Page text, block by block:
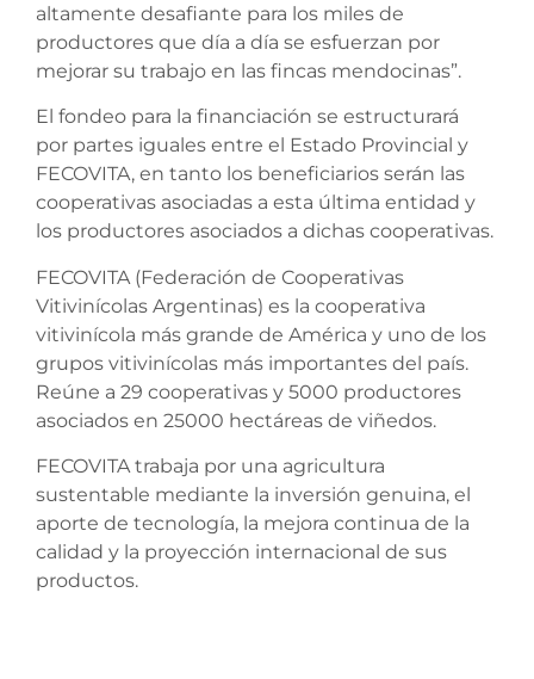
altamente desafiante para los miles de
productores que día a día se esfuerzan por
mejorar su trabajo en las fincas mendocinas”.
El fondeo para la financiación se estructurará
por partes iguales entre el Estado Provincial y
FECOVITA, en tanto los beneficiarios serán las
cooperativas asociadas a esta última entidad y
los productores asociados a dichas cooperativas.
FECOVITA (Federación de Cooperativas
Vitivinícolas Argentinas) es la cooperativa
vitivinícola más grande de América y uno de los
grupos vitivinícolas más importantes del país.
Reúne a 29 cooperativas y 5000 productores
asociados en 25000 hectáreas de viñedos.
FECOVITA trabaja por una agricultura
sustentable mediante la inversión genuina, el
aporte de tecnología, la mejora continua de la
calidad y la proyección internacional de sus
productos.